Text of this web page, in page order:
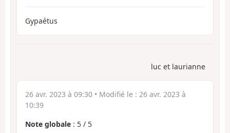
Gypaétus
luc et laurianne
26 avr. 2023 à 09:30 • Modifié le : 26 avr. 2023 à
10:39
Note globale : 5 / 5